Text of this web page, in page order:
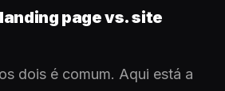
page vs. site
dois é comum. Aqui está a